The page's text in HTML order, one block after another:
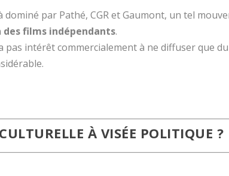
dominé par Pathé, CGR et Gaumont, un tel
des films indépendants.
pas intérêt commercialement à ne diffuser que
À VISÉE POLITIQUE ?